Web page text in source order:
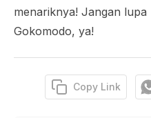
menariknya! Jangan lupa
Gokomodo, ya!
Copy Link